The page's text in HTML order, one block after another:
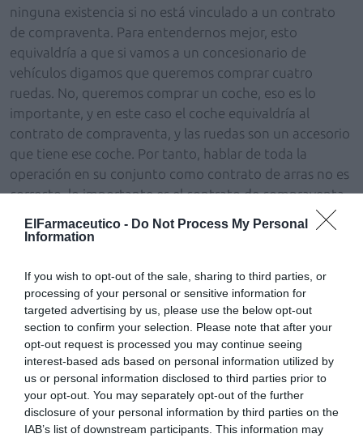
ElFarmaceutico - Do Not Process My Personal
Information
If you wish to opt-out of the sale, sharing to third parties, or
processing of your personal or sensitive information for
targeted advertising by us, please use the below opt-out
section to confirm your selection. Please note that after your
opt-out request is processed you may continue seeing
interest-based ads based on personal information utilized by
us or personal information disclosed to third parties prior to
your opt-out. You may separately opt-out of the further
disclosure of your personal information by third parties on the
IAB’s list of downstream participants. This information may
ninguna existencia si no está vinculado a un contrato
de compraventa. Para entendernos mejor, esto
equivaldría a que si vamos a un concesionario de
vehículos digamos que queremos comprar cuatro
ruedas. No, queremos comprar un coche, eso es lo
importante, y en este caso el coche equivaldría al
contrato de compraventa, y las ruedas son un accesorio
que tiene ese coche. Por tanto, hablar de toda la
operación en su conjunto como contrato de arras no es
correcto, lo importante es el contrato de compraventa.
empresariales ni de las operaciones civiles o particulares,
una garantía adicional que son las arras, pero hasta ahí
llegan. Es decir, lo que usted tiene que firmar si tiene un
acuerdo de transmisión es un contrato de compraventa
y, si además les parece oportuno, cosa que yo les
recomiendo yFarmaconsultingsiempre piensa que es
adecuado si piensan añadir un plus de garantía al
cumplimiento, habrá que incluir un contrato de arras,
pero dentro de un contrato de compraventa.